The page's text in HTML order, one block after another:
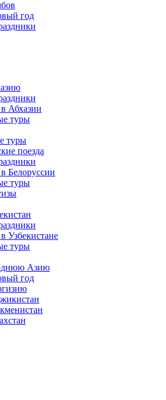
год
Абхазии
туры
туры
поезда
Белоруссии
туры
Узбекистане
туры
Азию
год